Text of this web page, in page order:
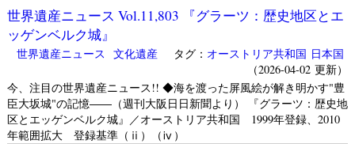
世界遺産ニュース Vol.11,803 『グラーツ：歴史地区とエ
ッゲンベルク城』
世界遺産ニュース 文化遺産タグ： オーストリア共和国 日本国
（2026-04-02 更新）
今、注目の世界遺産ニュース!! ◆海を渡った屏風絵が解き明かす"豊
臣大坂城"の記憶――（週刊大阪日日新聞より） 『グラーツ：歴史地
区とエッゲンベルク城』／オーストリア共和国 1999年登録、2010
年範囲拡大 登録基準（ⅱ）（ⅳ）